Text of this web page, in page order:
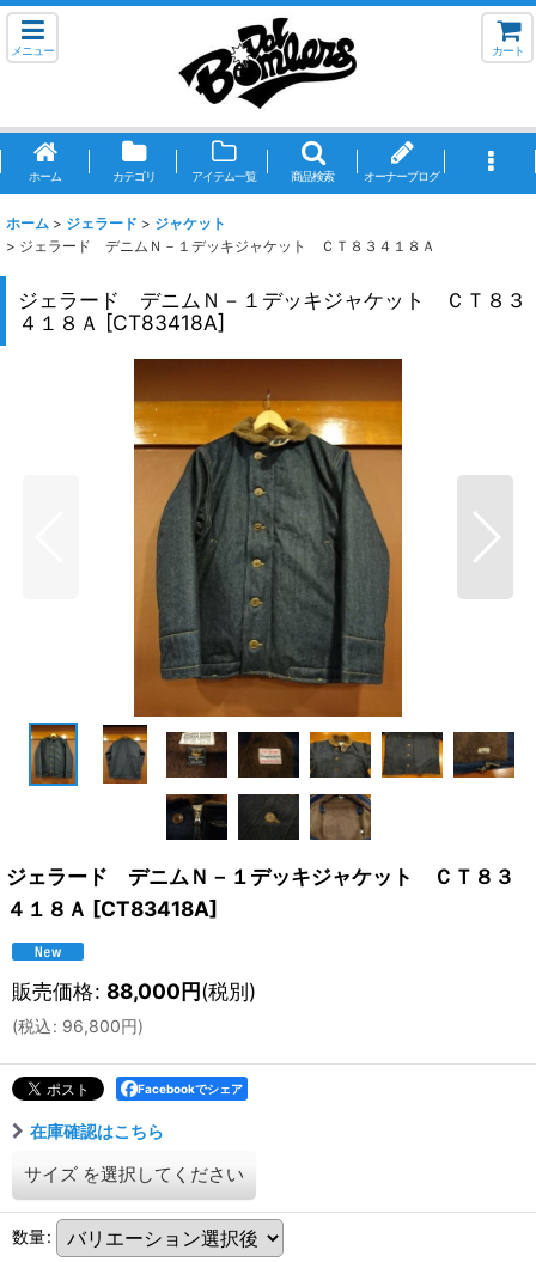
メニュー カート
ホーム カテゴリ アイテム一覧 商品検索 オーナーブログ
ホーム > ジェラード > ジャケット
> ジェラード デニムＮ－１デッキジャケット ＣＴ８３４１８Ａ
ジェラード デニムＮ－１デッキジャケット ＣＴ８３
４１８Ａ [CT83418A]
ジェラード デニムＮ－１デッキジャケット ＣＴ８３
４１８Ａ [CT83418A]
販売価格: 88,000円(税別)
(税込: 96,800円)
Facebookでシェア
在庫確認はこちら
サイズ を選択してください
数量: